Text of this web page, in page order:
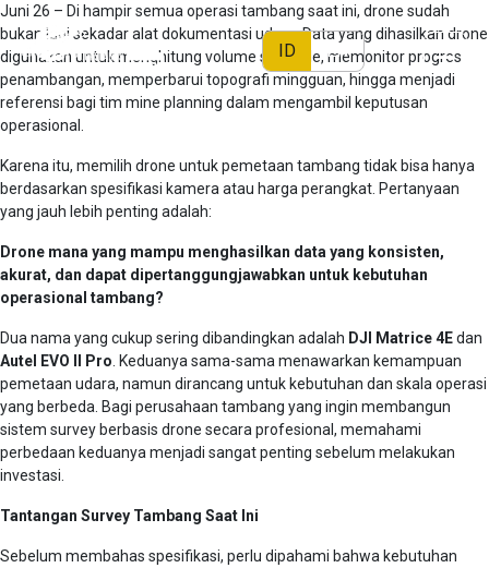
ID EN
Juni 26 – Di hampir semua operasi tambang saat ini, drone sudah
bukan lagi sekadar alat dokumentasi udara. Data yang dihasilkan drone
digunakan untuk menghitung volume stockpile, memonitor progres
penambangan, memperbarui topografi mingguan, hingga menjadi
referensi bagi tim mine planning dalam mengambil keputusan
operasional.
Karena itu, memilih drone untuk pemetaan tambang tidak bisa hanya
berdasarkan spesifikasi kamera atau harga perangkat. Pertanyaan
yang jauh lebih penting adalah:
Drone mana yang mampu menghasilkan data yang konsisten,
akurat, dan dapat dipertanggungjawabkan untuk kebutuhan
operasional tambang?
Dua nama yang cukup sering dibandingkan adalah DJI Matrice 4Edan
Autel EVO II Pro . Keduanya sama-sama menawarkan kemampuan
pemetaan udara, namun dirancang untuk kebutuhan dan skala operasi
yang berbeda. Bagi perusahaan tambang yang ingin membangun
sistem survey berbasis drone secara profesional, memahami
perbedaan keduanya menjadi sangat penting sebelum melakukan
investasi.
Tantangan Survey Tambang Saat Ini
Sebelum membahas spesifikasi, perlu dipahami bahwa kebutuhan